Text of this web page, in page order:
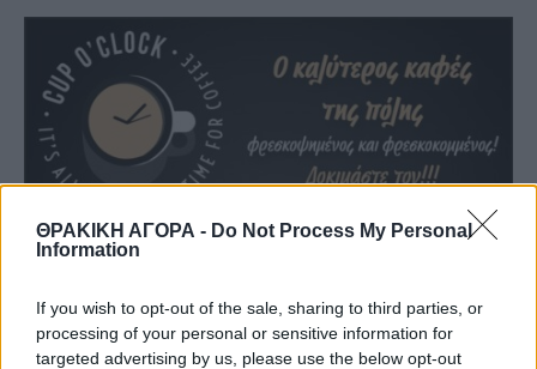
ΘΡΑΚΙΚΗ ΑΓΟΡΑ - Do Not Process My Personal
Information
If you wish to opt-out of the sale, sharing to third parties, or
processing of your personal or sensitive information for
targeted advertising by us, please use the below opt-out